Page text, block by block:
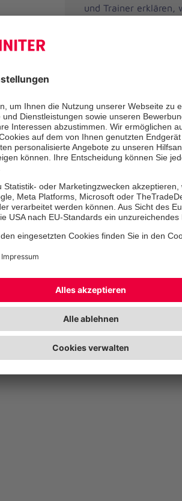
und Trainer erklären,
lebensrettende
Darüber hinaus
zur Sturzprophylaxe
Angehörige,
sowie alle, die älteren
begegnen –
Wunsch auch für